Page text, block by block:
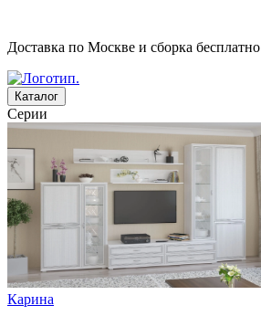
Доставка по Москве и сборка бесплатно
Каталог
Серии
Карина